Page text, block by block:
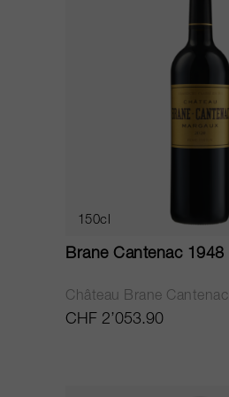
150cl
Brane Cantenac 1948
Château Brane Cantenac
CHF 2’053.90